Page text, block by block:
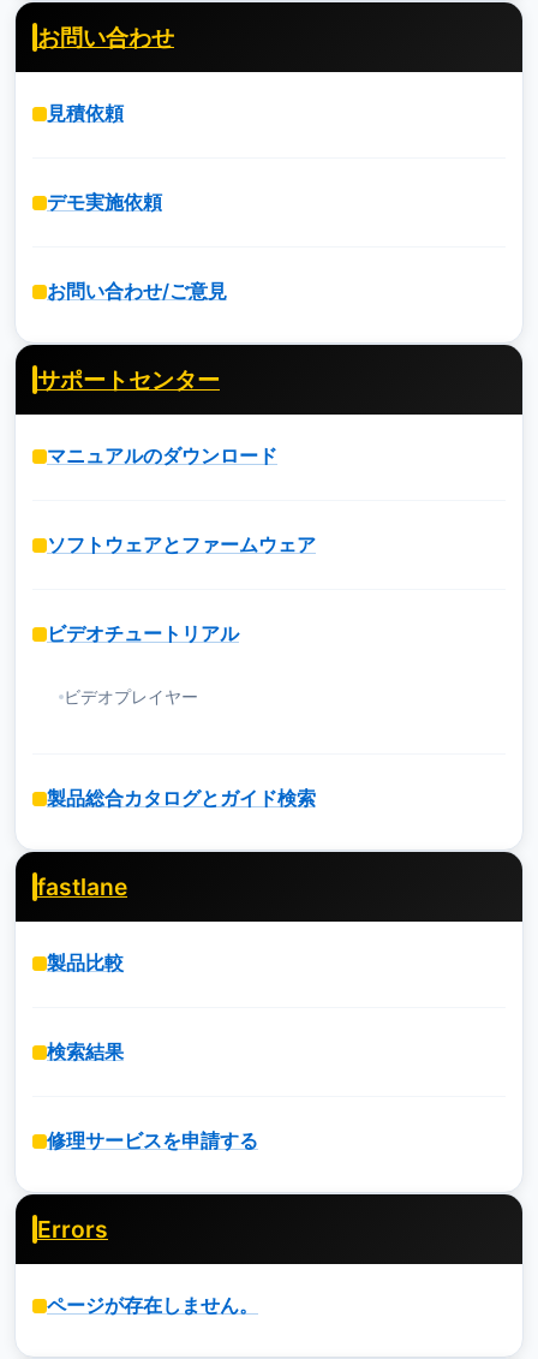
お問い合わせ
見積依頼
デモ実施依頼
お問い合わせ/ご意見
サポートセンター
マニュアルのダウンロード
ソフトウェアとファームウェア
ビデオチュートリアル
ビデオプレイヤー
製品総合カタログとガイド検索
fastlane
製品比較
検索結果
修理サービスを申請する
Errors
ページが存在しません。